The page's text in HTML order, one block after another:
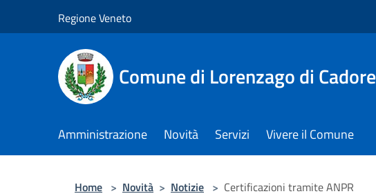
Regione Veneto
Comune di Lorenzago di Cadore
Amministrazione Novità Servizi Vivere il Comune
Home > Novità > Notizie > Certificazioni tramite ANPR